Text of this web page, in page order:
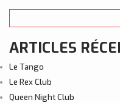
ARTICLES
Le Tango
Le Rex Club
Queen Night Club